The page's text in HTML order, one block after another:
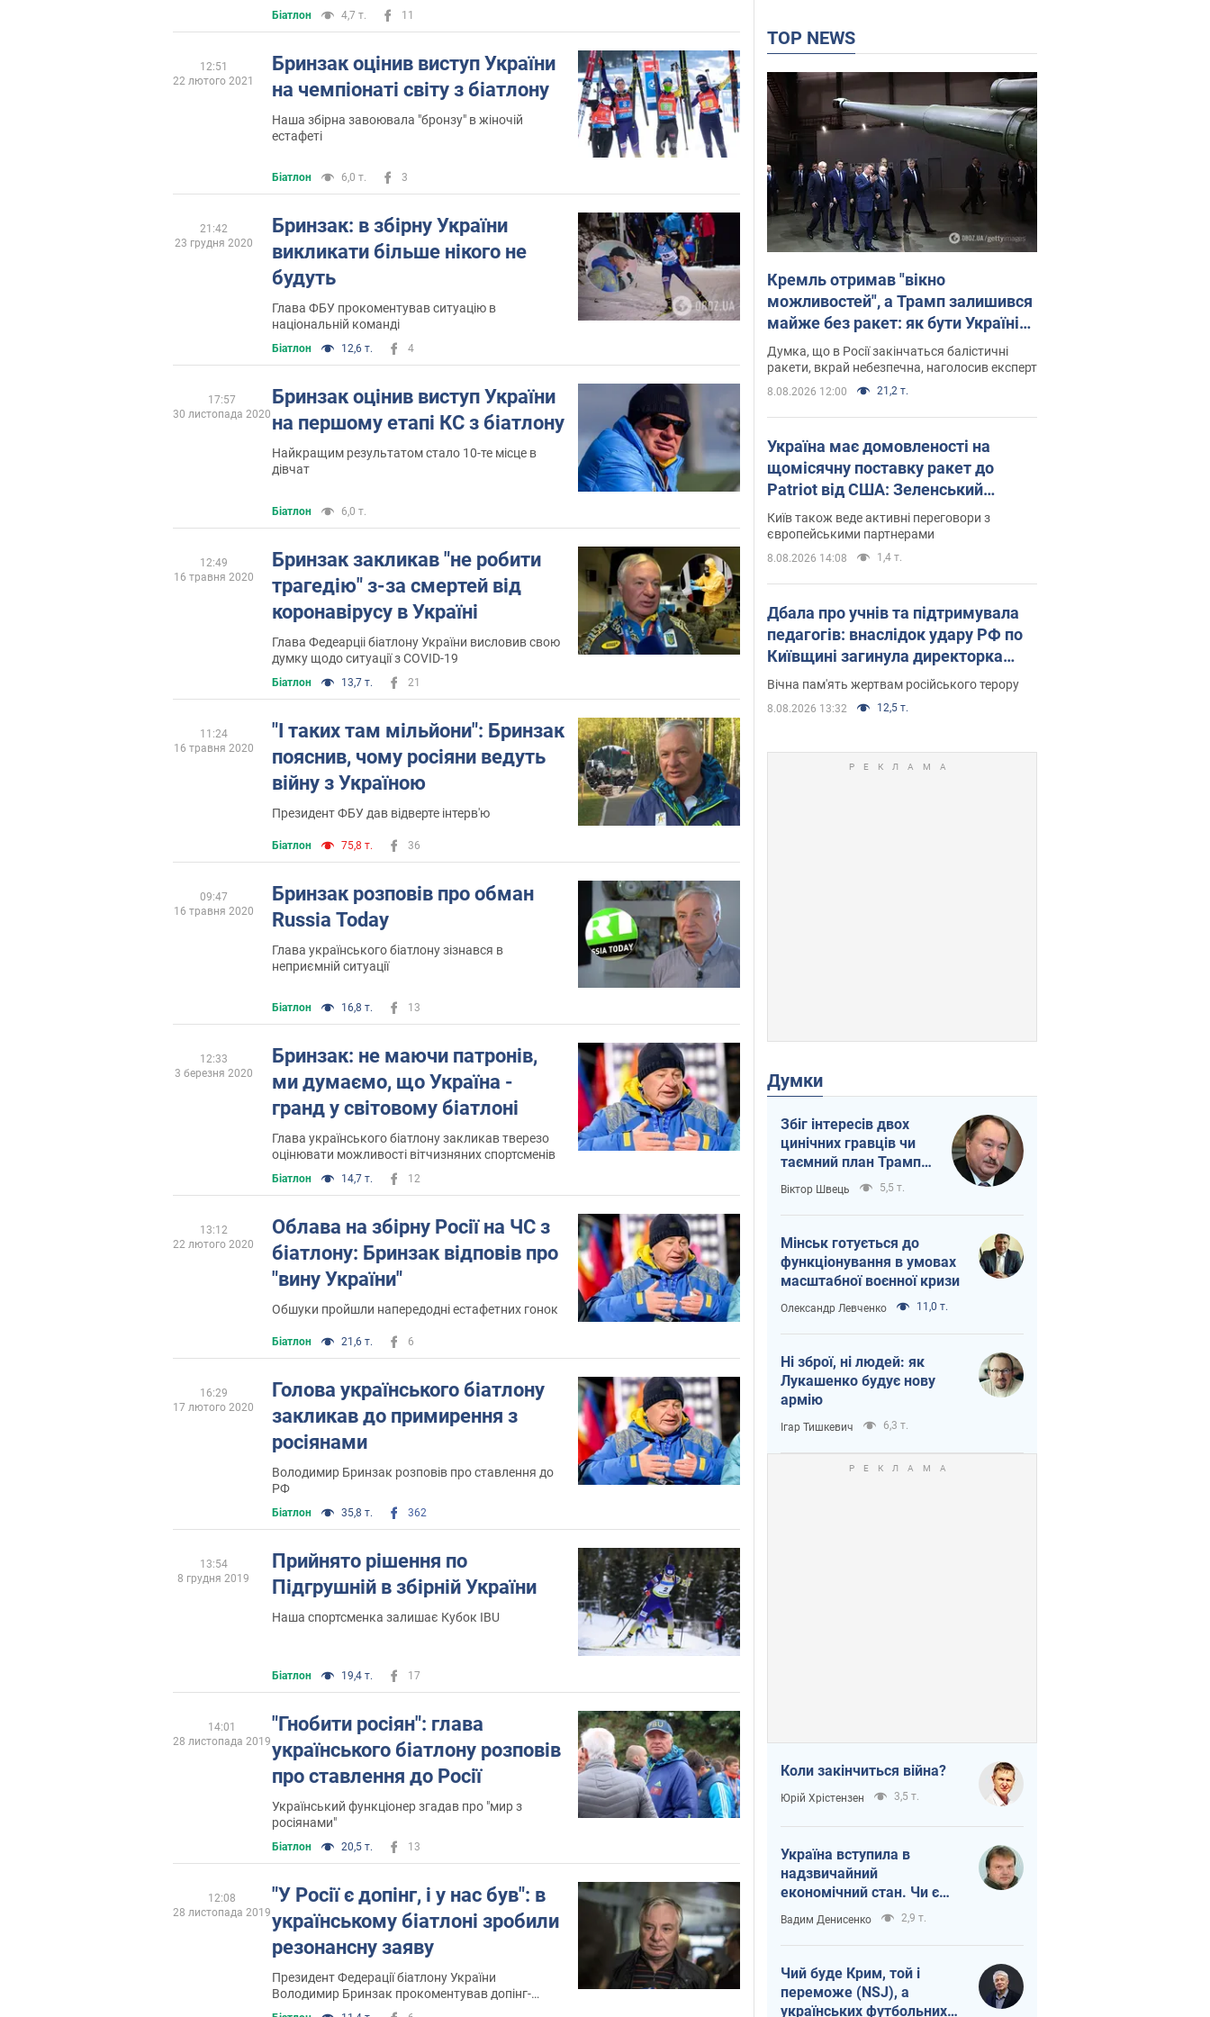
Біатлон 4,7 т. 11
Бринзак оцінив виступ України
на чемпіонаті світу з біатлону
Наша збірна завоювала "бронзу" в жіночій
естафеті
Біатлон 6,0 т. 3
12:51
22 лютого 2021
Бринзак: в збірну України
викликати більше нікого не
будуть
Глава ФБУ прокоментував ситуацію в
національнiй командi
Біатлон 12,6 т. 4
21:42
23 грудня 2020
Бринзак оцінив виступ України
на першому етапі КС з біатлону
Найкращим результатом стало 10-те місце в
дівчат
Біатлон 6,0 т.
17:57
30 листопада 2020
Бринзак закликав "не робити
трагедію" з-за смертей від
коронавiрусу в Україні
Глава Федеарціі біатлону України висловив свою
думку щодо ситуації з COVID-19
Біатлон 13,7 т. 21
12:49
16 травня 2020
"І таких там мільйони": Бринзак
пояснив, чому росіяни ведуть
війну з Україною
Президент ФБУ дав відверте інтерв'ю
Біатлон 75,8 т. 36
11:24
16 травня 2020
Бринзак розповів про обман
Russia Today
Глава українського біатлону зізнався в
неприємній ситуації
Біатлон 16,8 т. 13
09:47
16 травня 2020
Бринзак: не маючи патронів,
ми думаємо, що Україна -
гранд у світовому біатлоні
Глава українського біатлону закликав тверезо
оцінювати можливості вітчизняних спортсменів
Біатлон 14,7 т. 12
12:33
3 березня 2020
Облава на збірну Росії на ЧС з
біатлону: Бринзак відповів про
"вину України"
Обшуки пройшли напередодні естафетних гонок
Біатлон 21,6 т. 6
13:12
22 лютого 2020
Голова українського біатлону
закликав до примирення з
росіянами
Володимир Бринзак розповів про ставлення до
РФ
Біатлон 35,8 т. 362
16:29
17 лютого 2020
Прийнято рішення по
Підгрушнiй в збірній України
Наша спортсменка залишає Кубок IBU
Біатлон 19,4 т. 17
13:54
8 грудня 2019
"Гнобити росіян": глава
українського біатлону розповів
про ставлення до Росії
Український функціонер згадав про "мир з
росіянами"
Біатлон 20,5 т. 13
14:01
28 листопада 2019
"У Росії є допінг, і у нас був": в
українському біатлоні зробили
резонансну заяву
Президент Федерації біатлону України
Володимир Бринзак прокоментував допінг-
скандал
12:08
28 листопада 2019
TOP NEWS
Кремль отримав "вікно
можливостей", а Трамп залишився
майже без ракет: як бути Україні?
Інтерв’ю з Мельником
Думка, що в Росії закінчаться балістичні
ракети, вкрай небезпечна, наголосив експерт
8.08.2026 12:00 21,2 т.
Україна має домовленості на
щомісячну поставку ракет до
Patriot від США: Зеленський
розкрив подробиці
Київ також веде активні переговори з
європейськими партнерами
8.08.2026 14:08 1,4 т.
Дбала про учнів та підтримувала
педагогів: внаслідок удару РФ по
Київщині загинула директорка
київського ліцею, її чоловік та онук
Вічна пам'ять жертвам російського терору
8.08.2026 13:32 12,5 т.
Думки
Збіг інтересів двох
цинічних гравців чи
таємний план Трампа
і Путіна?
Віктор Швець 5,5 т.
Мінськ готується до
функціонування в умовах
масштабної воєнної кризи
Олександр Левченко 11,0 т.
Ні зброї, ні людей: як
Лукашенко будує нову
армію
Ігар Тишкевич 6,3 т.
Коли закінчиться війна?
Юрій Хрістензен 3,5 т.
Україна вступила в
надзвичайний
економічний стан. Чи є
світло вкінці тунелю?
Вадим Денисенко 2,9 т.
Чий буде Крим, той і
переможе (NSJ), а
українських футбольних